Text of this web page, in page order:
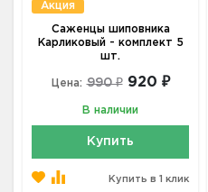
Акция
Саженцы шиповника
Карликовый - комплект 5
шт.
Цена: 990 ₽ 920 ₽
В наличии
Купить
Купить в 1 клик